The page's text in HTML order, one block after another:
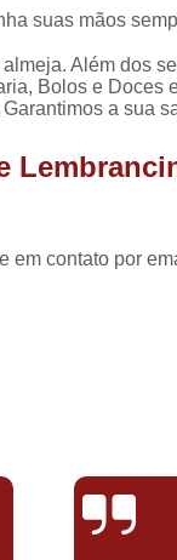
suas mãos
Além dos
Bolos e Doces
a sua
em contato por